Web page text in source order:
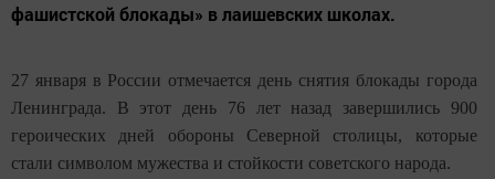
фашистской блокады» в лаишевских школах.
27 января в России отмечается день снятия блокады города
Ленинграда. В этот день 76 лет назад завершились 900
героических дней обороны Северной столицы, которые
стали символом мужества и стойкости советского народа.